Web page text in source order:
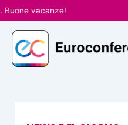
Vai
al
contenuto
vacanze!